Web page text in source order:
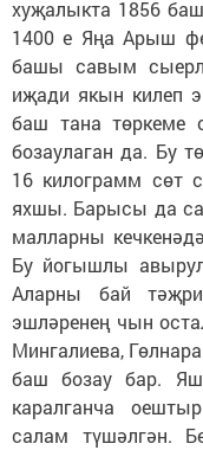
хуҗалыкта 1856
1400 е Яңа Арыш
башы савым
иҗади якын килеп
баш тана төркеме
бозаулаган да. Бу
16 килограмм сөт
яхшы. Барысы да
малларны
Бу йогышлы
Аларны бай
эшләренең чын
Мингалиева,
баш бозау бар.
каралганча
салам түшәлгән.